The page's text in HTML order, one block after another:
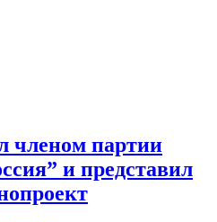
членом партии
и представил